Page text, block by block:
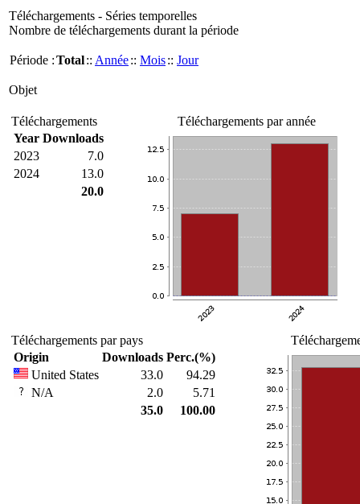
Téléchargements - Séries temporelles
Nombre de téléchargements durant la période
Période :Total:: Année:: Mois:: Jour
Objet
Téléchargements
Year Downloads
2023
7.0
2024
13.0
20.0
Téléchargements par année
Téléchargements par pays
Origin
Downloads Perc.(%)
United States
33.0
94.29
N/A
2.0
5.71
35.0
100.00